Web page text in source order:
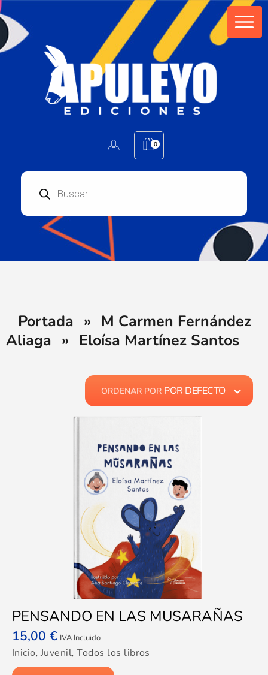
0
Portada » M Carmen Fernández
Aliaga » Eloísa Martínez Santos
ORDENAR POR POR DEFECTO
PENSANDO EN LAS MUSARAÑAS
15,00 € IVA Incluido
Inicio, Juvenil,Todos los libros